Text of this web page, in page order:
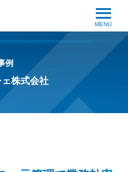
MENU
例
株式会社